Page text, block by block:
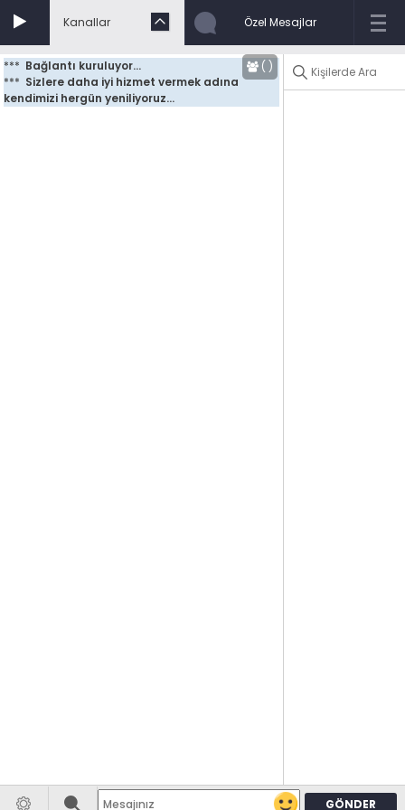
Kanallar Özel Mesajlar
( )
*** Bağlantı kuruluyor...
*** Sizlere daha iyi hizmet vermek adına
kendimizi hergün yeniliyoruz...
GÖNDER